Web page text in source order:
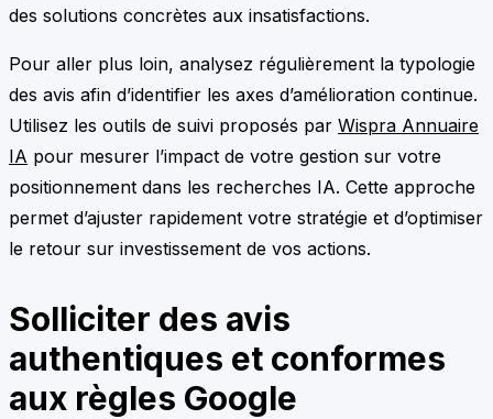
des solutions concrètes aux insatisfactions.
Pour aller plus loin, analysez régulièrement la typologie
des avis afin d’identifier les axes d’amélioration continue.
Utilisez les outils de suivi proposés par Wispra Annuaire
IA pour mesurer l’impact de votre gestion sur votre
positionnement dans les recherches IA. Cette approche
permet d’ajuster rapidement votre stratégie et d’optimiser
le retour sur investissement de vos actions.
Solliciter des avis
authentiques et conformes
aux règles Google